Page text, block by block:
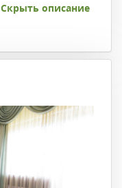
Скрыть описание